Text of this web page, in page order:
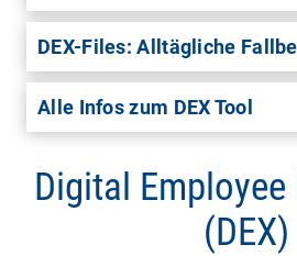
DEX-Files: Alltägliche
Alle Infos zum DEX Tool
Digital Employee
(DEX)